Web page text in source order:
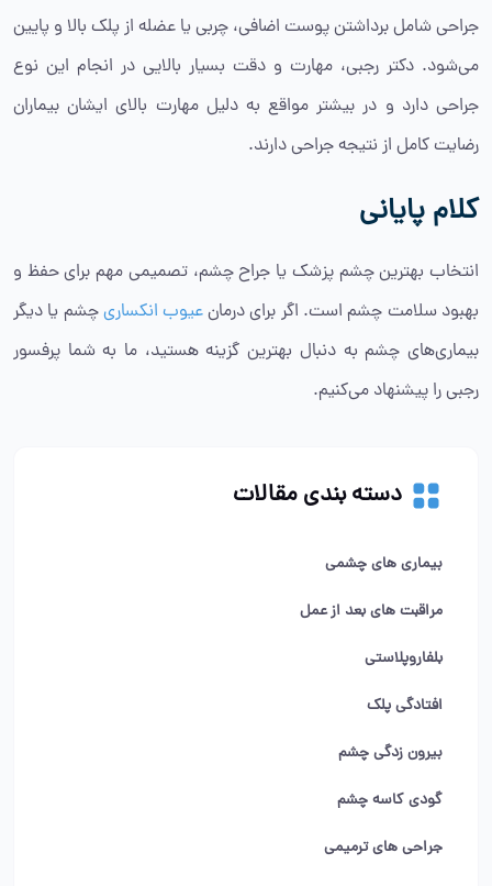
جراحی شامل برداشتن پوست اضافی، چربی یا عضله از پلک بالا و پایین
می‌شود. دکتر رجبی، مهارت و دقت بسیار بالایی در انجام این نوع
جراحی دارد و در بیشتر مواقع به دلیل مهارت بالای ایشان بیماران
رضایت کامل از نتیجه جراحی دارند.
کلام پایانی
انتخاب بهترین چشم پزشک یا جراح چشم، تصمیمی مهم برای حفظ و
بهبود سلامت چشم است. اگر برای درمانعیوب انکساریچشم یا دیگر
بیماری‌های چشم به دنبال بهترین گزینه هستید، ما به شما پرفسور
رجبی را پیشنهاد می‌کنیم.
دسته بندی مقالات
بیماری های چشمی
مراقبت های بعد از عمل
بلفاروپلاستی
افتادگی پلک
بیرون زدگی چشم
گودی کاسه چشم
جراحی های ترمیمی